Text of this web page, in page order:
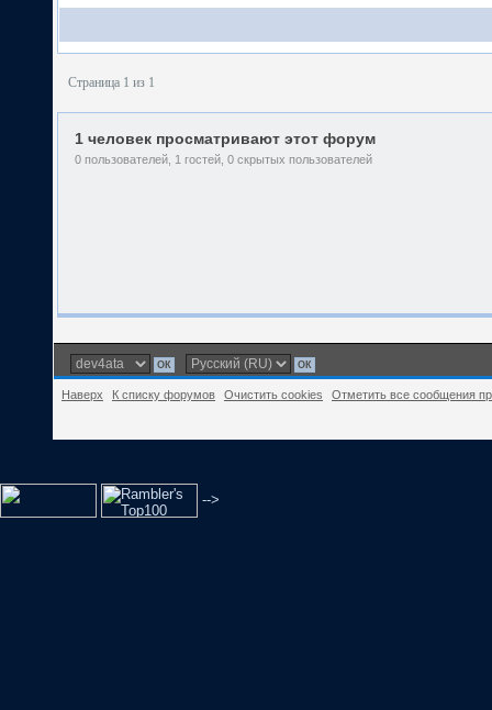
Страница 1 из 1
1 человек просматривают этот форум
0 пользователей, 1 гостей, 0 скрытых пользователей
Наверх К списку форумов Очистить cookies Отметить все сообщения
-->